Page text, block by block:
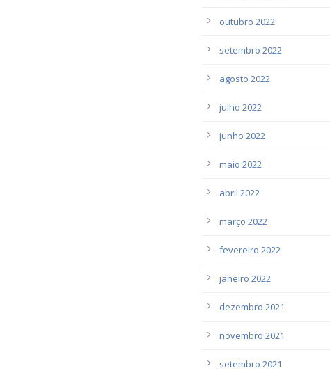
outubro 2022
setembro 2022
agosto 2022
julho 2022
junho 2022
maio 2022
abril 2022
março 2022
fevereiro 2022
janeiro 2022
dezembro 2021
novembro 2021
setembro 2021